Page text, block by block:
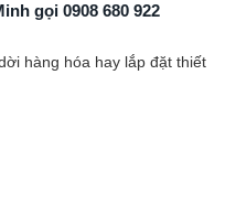
gọi 0908 680 922
hàng hóa hay lắp đặt thiết